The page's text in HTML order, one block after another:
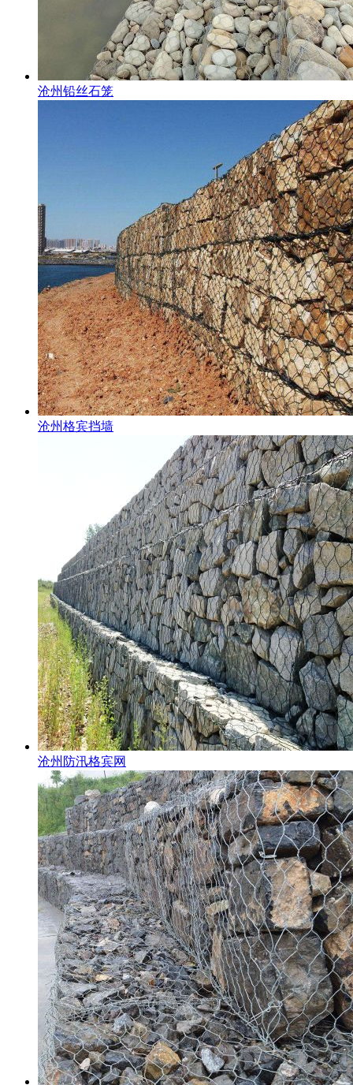
沧州铅丝石笼
沧州格宾挡墙
沧州防汛格宾网